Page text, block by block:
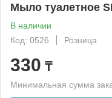
Мыло туалетное
В наличии
Код: 0526
Розница
330 ₸
Минимальная сумма